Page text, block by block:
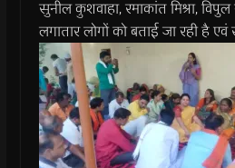
सुनील कुशवाहा, रमाकांत मिश्रा,
लगातार लोगों को बताई जा रही है एवं